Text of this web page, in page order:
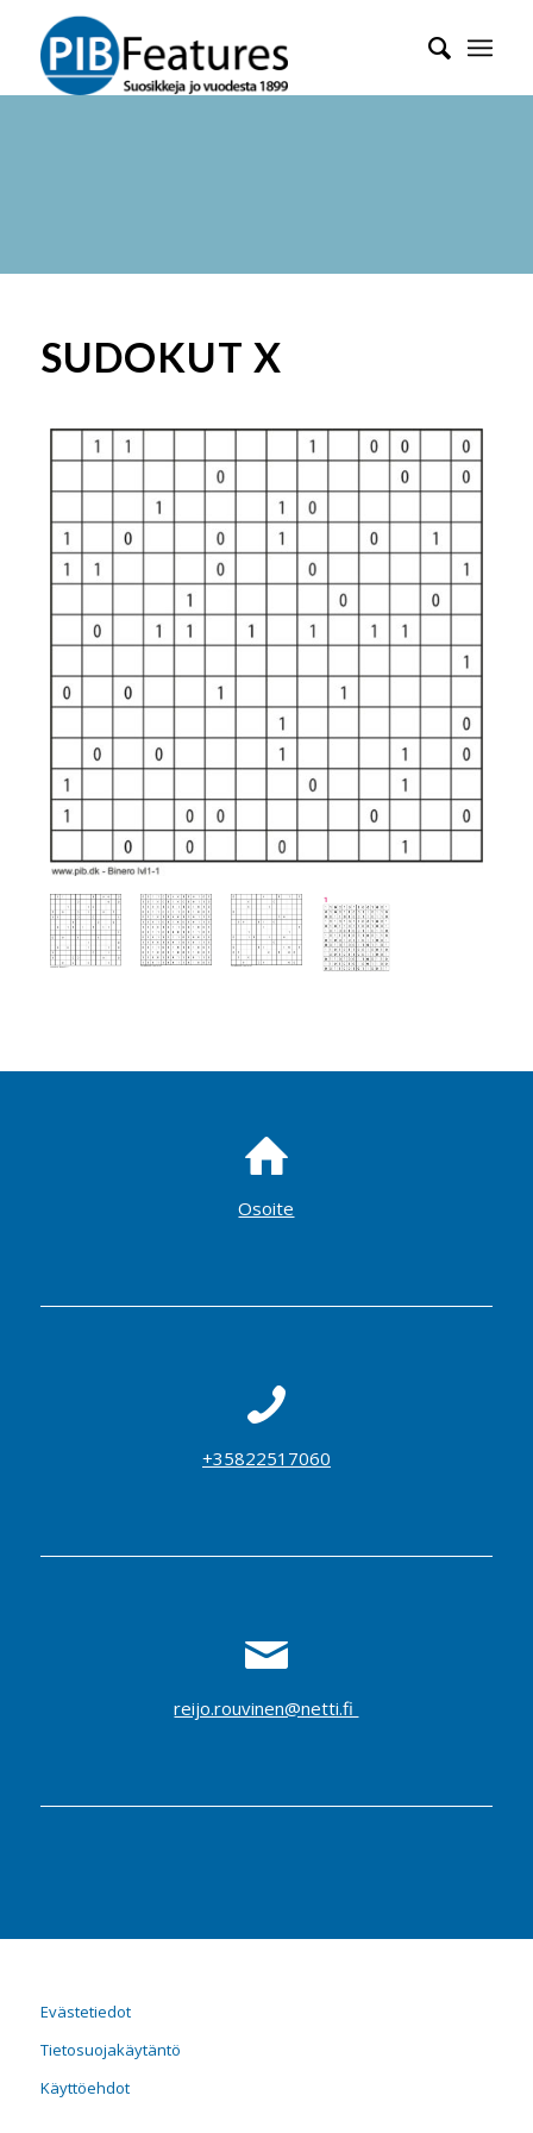
SUDOKUT X
Osoite
+35822517060
reijo.rouvinen@netti.fi
Evästetiedot
Tietosuojakäytäntö
Käyttöehdot